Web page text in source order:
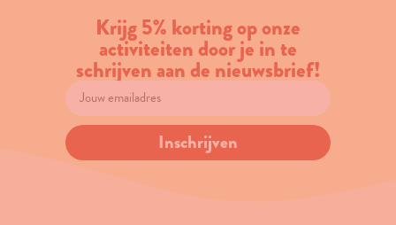
Krijg 5% korting op onze
activiteiten door je in te
schrijven aan de nieuwsbrief!
Inschrijven